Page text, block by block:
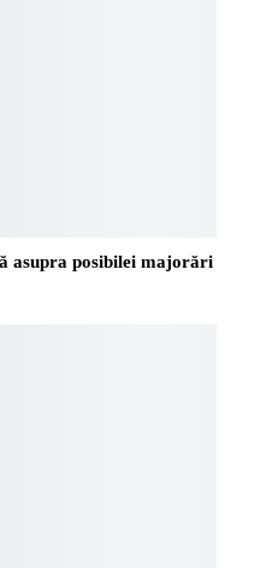
asupra posibilei majorări